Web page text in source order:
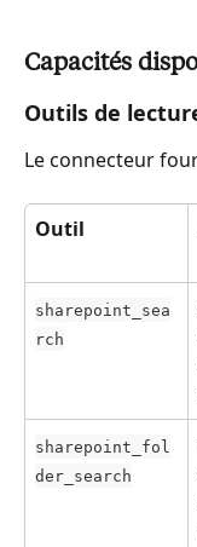
Capacités
Outils de
Le connecteur
Outil
sharepoint_sea
rch
sharepoint_fol
der_search